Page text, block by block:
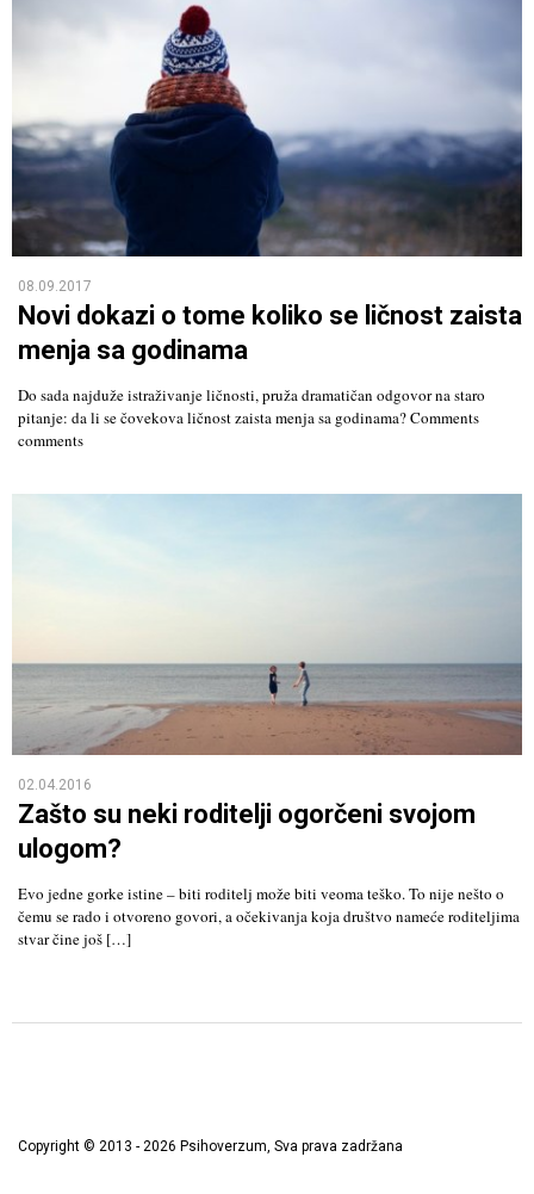
08.09.2017
Novi dokazi o tome koliko se ličnost zaista
menja sa godinama
Do sada najduže istraživanje ličnosti, pruža dramatičan odgovor na staro
pitanje: da li se čovekova ličnost zaista menja sa godinama? Comments
comments
02.04.2016
Zašto su neki roditelji ogorčeni svojom
ulogom?
Evo jedne gorke istine – biti roditelj može biti veoma teško. To nije nešto o
čemu se rado i otvoreno govori, a očekivanja koja društvo nameće roditeljima
stvar čine još […]
Copyright © 2013 - 2026 Psihoverzum, Sva prava zadržana